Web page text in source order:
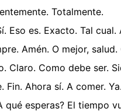
Totalmente.
Eso es. Exacto. Tal cual.
Amén. O mejor, salud.
Claro. Como debe ser.
Fin. Ahora sí. A comer.
qué esperas? El tiempo